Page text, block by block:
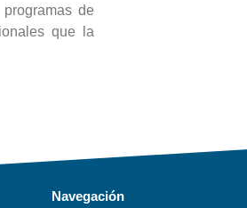
de
que la
Navegación